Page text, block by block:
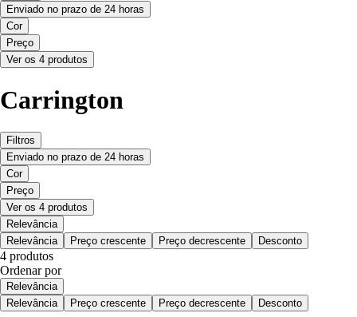
Enviado no prazo de 24 horas
Cor
Preço
Ver os 4 produtos
Carrington
Filtros
Enviado no prazo de 24 horas
Cor
Preço
Ver os 4 produtos
Relevância
Relevância
Preço crescente Preço decrescente Desconto
4 produtos
Ordenar por
Relevância
Relevância
Preço crescente Preço decrescente Desconto